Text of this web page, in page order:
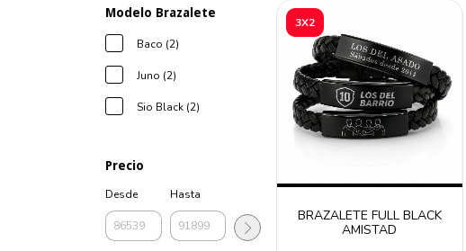
Modelo Brazalete
Baco (2)
Juno (2)
Sio Black (2)
Precio
Desde
Hasta
3X2
BRAZALETE FULL BLACK
AMISTAD